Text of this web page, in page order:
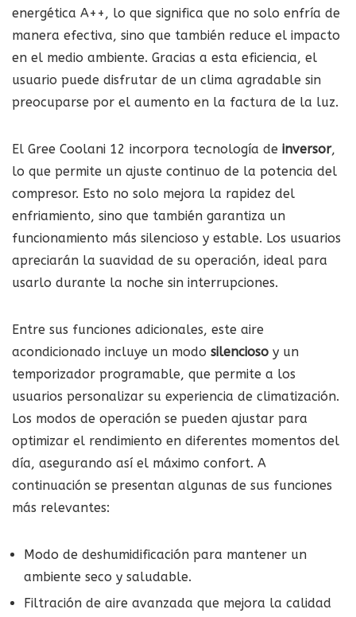
energética A++, lo que significa que no solo enfría de
manera efectiva, sino que también reduce el impacto
en el medio ambiente. Gracias a esta eficiencia, el
usuario puede disfrutar de un clima agradable sin
preocuparse por el aumento en la factura de la luz.
El Gree Coolani 12 incorpora tecnología de inversor,
lo que permite un ajuste continuo de la potencia del
compresor. Esto no solo mejora la rapidez del
enfriamiento, sino que también garantiza un
funcionamiento más silencioso y estable. Los usuarios
apreciarán la suavidad de su operación, ideal para
usarlo durante la noche sin interrupciones.
Entre sus funciones adicionales, este aire
acondicionado incluye un modo silencioso y un
temporizador programable, que permite a los
usuarios personalizar su experiencia de climatización.
Los modos de operación se pueden ajustar para
optimizar el rendimiento en diferentes momentos del
día, asegurando así el máximo confort. A
continuación se presentan algunas de sus funciones
más relevantes:
Modo de deshumidificación para mantener un
ambiente seco y saludable.
Filtración de aire avanzada que mejora la calidad